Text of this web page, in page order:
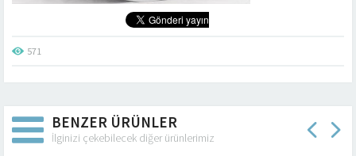
571
BENZER ÜRÜNLER
İlginizi çekebilecek diğer ürünlerimiz